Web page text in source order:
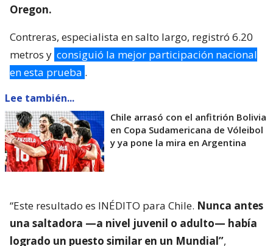
Oregon.
Contreras, especialista en salto largo, registró 6.20
metros y consiguió la mejor participación nacional
en esta prueba .
Lee también...
Chile arrasó con el anfitrión Bolivia
en Copa Sudamericana de Vóleibol
y ya pone la mira en Argentina
“Este resultado es INÉDITO para Chile. Nunca antes
una saltadora —a nivel juvenil o adulto— había
logrado un puesto similar en un Mundial”,